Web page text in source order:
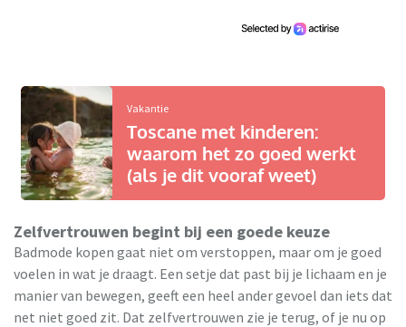
Vakantie
Toscane met kinderen:
waarom het zo goed werkt
(als je dit vooraf weet)
Zelfvertrouwen begint bij een goede keuze
Badmode kopen gaat niet om verstoppen, maar om je goed
voelen in wat je draagt. Een setje dat past bij je lichaam en je
manier van bewegen, geeft een heel ander gevoel dan iets dat
net niet goed zit. Dat zelfvertrouwen zie je terug, of je nu op